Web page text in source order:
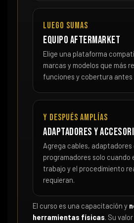
Luego sumas
Equipo aftermarket
Elige una plataforma
marcas y modelos que más
funciones y cobertura antes
Y después amplías
Adaptadores y
Agrega cables, adaptadores
programadores solo cuando
trabajo y el procedimiento
requieran.
El curso es una capacitación y
herramientas físicas . Su